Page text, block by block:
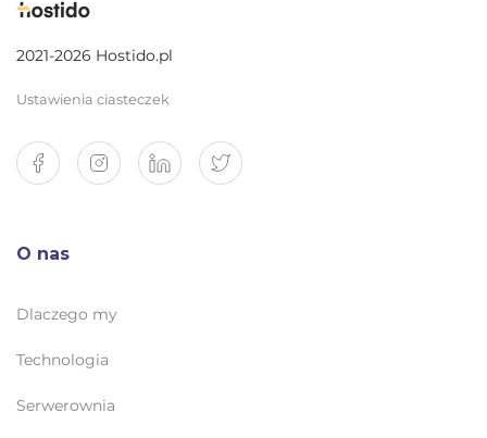
2021-2026 Hostido.pl
Ustawienia ciasteczek
O nas
Dlaczego my
Technologia
Serwerownia